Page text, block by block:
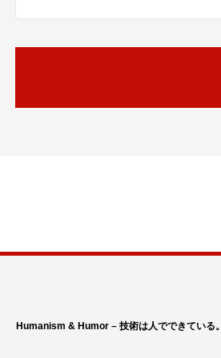
Humanism & Humor – 技術は人でできている